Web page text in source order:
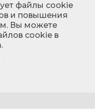
файлы cookie
и повышения
Вы можете
cookie в